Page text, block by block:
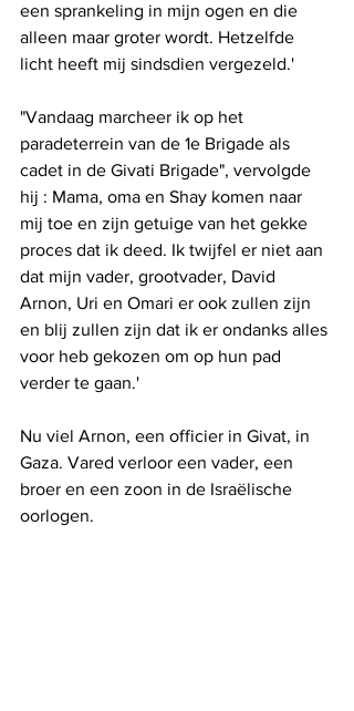
een sprankeling in mijn ogen en die
alleen maar groter wordt. Hetzelfde
licht heeft mij sindsdien vergezeld.'
"Vandaag marcheer ik op het
paradeterrein van de 1e Brigade als
cadet in de Givati ​​Brigade", vervolgde
hij : Mama, oma en Shay komen naar
mij toe en zijn getuige van het gekke
proces dat ik deed. Ik twijfel er niet aan
dat mijn vader, grootvader, David
Arnon, Uri en Omari er ook zullen zijn
en blij zullen zijn dat ik er ondanks alles
voor heb gekozen om op hun pad
verder te gaan.'
Nu viel Arnon, een officier in Givat, in
Gaza. Vared verloor een vader, een
broer en een zoon in de Israëlische
oorlogen.